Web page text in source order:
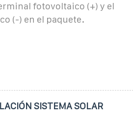
fotovoltaico (+) y el
(-) en el paquete.
SISTEMA SOLAR